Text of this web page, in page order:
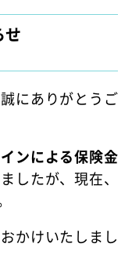
せ
にありがとうご
ンによる保険金
したが、現在、
かけいたしまし